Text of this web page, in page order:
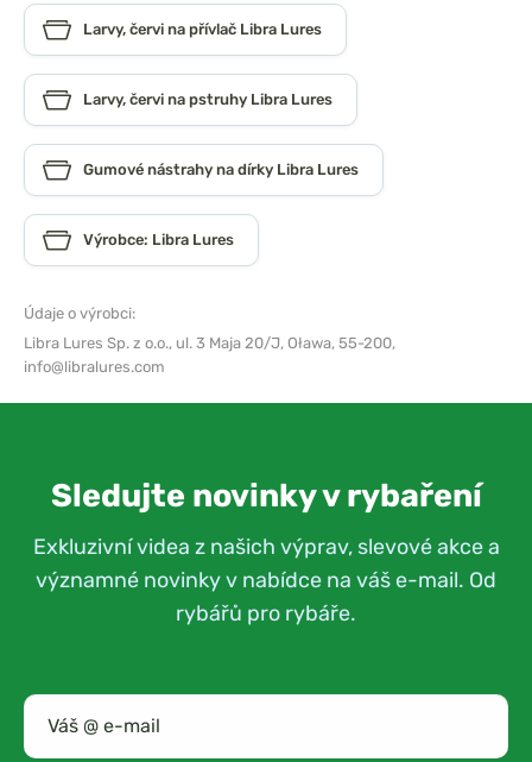
Larvy, červi na přívlač Libra Lures
Larvy, červi na pstruhy Libra Lures
Gumové nástrahy na dírky Libra Lures
Výrobce: Libra Lures
Údaje o výrobci:
Libra Lures Sp. z o.o., ul. 3 Maja 20/J, Oława, 55-200,
info@libralures.com
Sledujte novinky v rybaření
Exkluzivní videa z našich výprav, slevové akce a
významné novinky v nabídce na váš e-mail. Od
rybářů pro rybáře.